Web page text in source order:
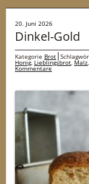
20. Juni 2026
Dinkel-Gold
Kategorie Brot
Honig, Lieblingsbrot, Malz,
Kommentare